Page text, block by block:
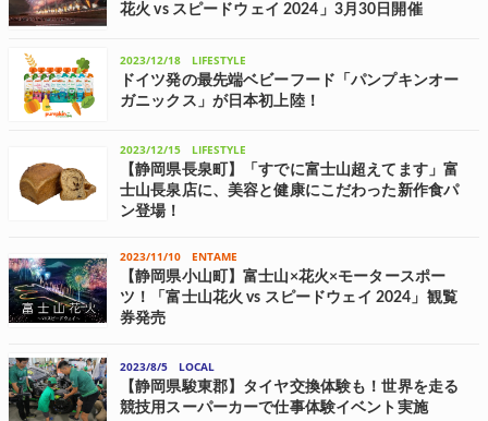
花火 vs スピードウェイ 2024」3月30日開催
る。 花火とモータースポーツとの“競演” 「富士山花火 vs スピードウ
ェイ 20...
2023/12/18
LIFESTYLE
ドイツ発の最先端ベビーフード「パンプキンオー
ガニックス」が日本初上陸！
「パンプキンオーガニックス」が、12月より静岡県の「しずてつスト
ア」、ロンハーマン(東京、神...
2023/12/15
LIFESTYLE
【静岡県長泉町】「すでに富士山超えてます」富
士山長泉店に、美容と健康にこだわった新作食パ
ン登場！
種の食パンを12月15日(金)より販売する。 美容と健康にこだわった新
作食パン これまで「す...
2023/11/10
ENTAME
【静岡県小山町】富士山×花火×モータースポー
ツ！「富士山花火 vs スピードウェイ 2024」観覧
券発売
に開催する。 観覧席は全席有料で、チケットは11月10日(金)より各種
プレイガ...
2023/8/5
LOCAL
【静岡県駿東郡】タイヤ交換体験も！世界を走る
競技用スーパーカーで仕事体験イベント実施